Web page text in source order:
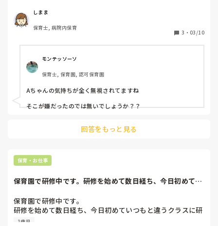
はいいけどＢちゃんはだめ！」と言いました。
CちゃんDちゃんは０歳児、１歳児クラスの子です。
わたしが、「Ａちゃんおこりんぼでこわいよ。Ｂちゃんも一
Ａちゃんは拗ねてしまったのか口を閉ざしてしまいまし
みなさんだったら、どうしますか？？
しまま
保育士, 病院内保育
3 ・ 03/10
モンテッソーソ
保育士, 保育園, 認可保育園
Aちゃんの気持ちが全く無視されてますね
そこが嫌だったのでは無いでしょうか？？
回答をもっと見る
保育・お仕事
保育園で研修中です。研修を始めて数日経ち、今日初めてい
保育園で研修中です。
研修を始めて数日経ち、今日初めていつもと違うクラスに研
修に入ったのですが、1歳児クラスにも関わらず、着替えが
1歳児